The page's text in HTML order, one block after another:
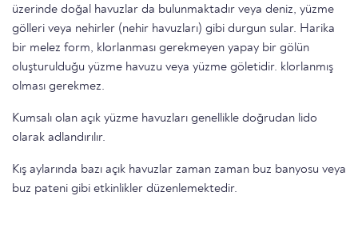
üzerinde doğal havuzlar da bulunmaktadır veya deniz, yüzme
gölleri veya nehirler (nehir havuzları) gibi durgun sular. Harika
bir melez form, klorlanması gerekmeyen yapay bir gölün
oluşturulduğu yüzme havuzu veya yüzme göletidir. klorlanmış
olması gerekmez.
Kumsalı olan açık yüzme havuzları genellikle doğrudan lido
olarak adlandırılır.
Kış aylarında bazı açık havuzlar zaman zaman buz banyosu veya
buz pateni gibi etkinlikler düzenlemektedir.